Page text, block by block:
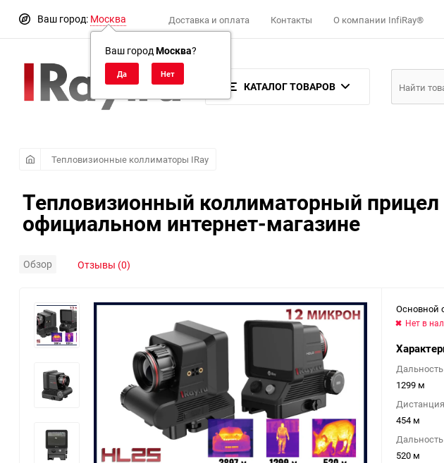
Ваш город: Москва
Ваш городМосква?
Доставка и оплата Контакты О компании InfiRay®
КАТАЛОГ ТОВАРОВ
Тепловизионные коллиматоры IRay
Тепловизионный коллиматорный прицел
официальном интернет-магазине
Обзор Отзывы (0)
Основной
Нет в
1299 м
454 м
520 м